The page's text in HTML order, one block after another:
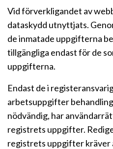
Vid förverkligandet av
dataskydd utnyttjats.
de inmatade uppgifterna
tillgängliga endast för de
uppgifterna.
Endast de i
arbetsuppgifter
nödvändig, har
registrets uppgifter.
registrets uppgifter kräver